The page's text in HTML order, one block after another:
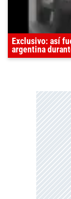
Exclusivo: así
argentina